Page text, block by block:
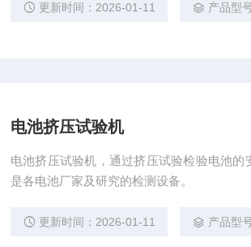
更新时间：2026-01-11 产品型
电池挤压试验机
电池挤压试验机，通过挤压试验检验电池
是各电池厂家及研究的检测设备。
更新时间：2026-01-11 产品型